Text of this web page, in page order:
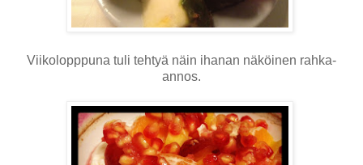
Viikolopppuna tuli tehtyä näin ihanan näköinen rahka-
annos.